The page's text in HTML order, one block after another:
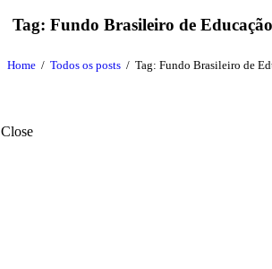
Tag: Fundo Brasileiro de
Home Todos os posts Tag: Fundo Brasileiro de
Close